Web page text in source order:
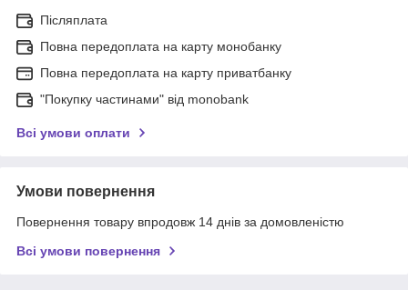
Післяплата
Повна передоплата на карту монобанку
Повна передоплата на карту приватбанку
"Покупку частинами" від monobank
Всі умови оплати
Умови повернення
Повернення товару впродовж 14 днів за домовленістю
Всі умови повернення